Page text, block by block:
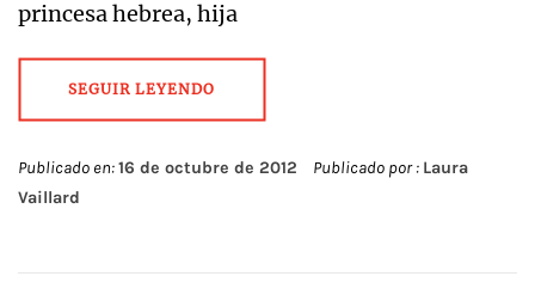
princesa hebrea, hija
SEGUIR LEYENDO
Publicado en:16 de octubre de 2012 Publicado por : Laura
Vaillard